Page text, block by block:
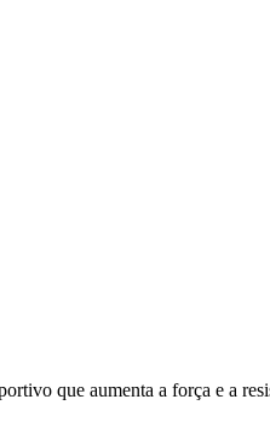
que aumenta a força e a